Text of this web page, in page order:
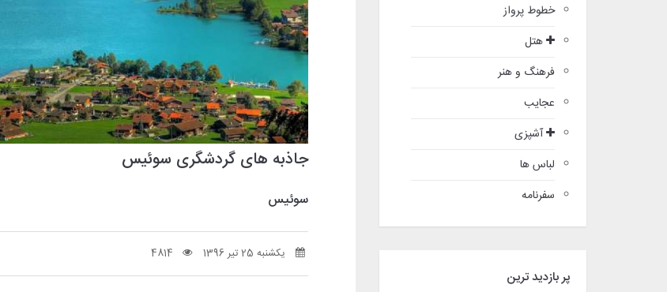
خطوط پرواز
هتل
فرهنگ و هنر
عجایب
آشپزی
لباس ها
سفرنامه
پر بازدید ترین
جاذبه های گردشگری سوئیس
سوئیس
یکشنبه 25 تیر 1396 4814